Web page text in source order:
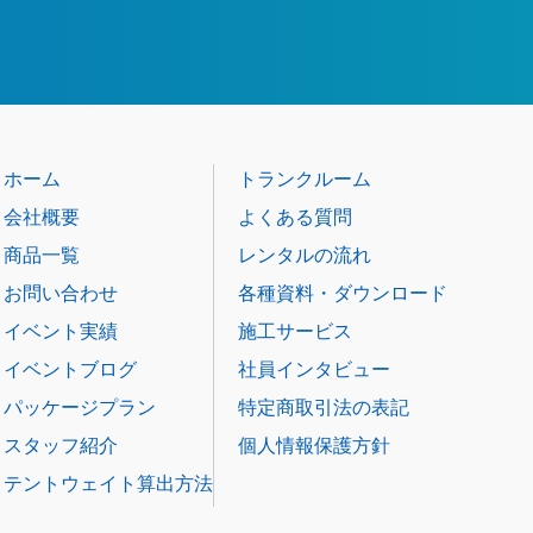
ホーム
会社概要
商品一覧
お問い合わせ
イベント実績
イベントブログ
パッケージプラン
スタッフ紹介
テントウェイト算出方法
トランクルーム
よくある質問
レンタルの流れ
各種資料・ダウンロード
施工サービス
社員インタビュー
特定商取引法の表記
個人情報保護方針